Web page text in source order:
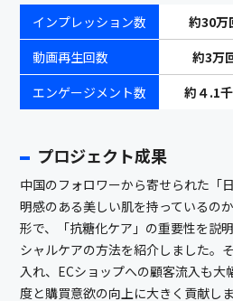
インプレッション数
約30万
動画再生回数
約3万
エンゲージメント数
約４.1
プロジェクト成果
中国のフォロワーから寄せられた「
明感のある美しい肌を持っているの
形で、「抗糖化ケア」の重要性を説
シャルケアの方法を紹介しました。
入れ、ECショップへの顧客流入も
度と購買意欲の向上に大きく貢献し